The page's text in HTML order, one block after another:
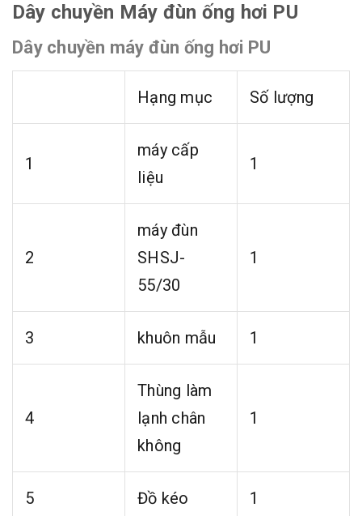
Dây chuyền Máy đùn ống hơi PU
Dây chuyền máy đùn ống hơi PU
Hạng mục Số lượng
1
máy cấp
liệu
1
2
máy đùn
SHSJ-
55/30
1
3 khuôn mẫu 1
4
Thùng làm
lạnh chân
không
1
5 Đồ kéo 1